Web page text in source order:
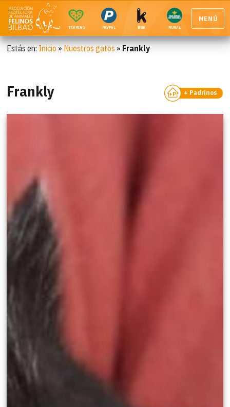
TEAMING PAYPAL BBK RURAL
MENÚ
Estás en: Inicio » Nuestros gatos » Frankly
Frankly + Padrinos
+P